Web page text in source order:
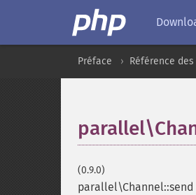
Préface Référence
(0.9.0)
parallel\Channel::send